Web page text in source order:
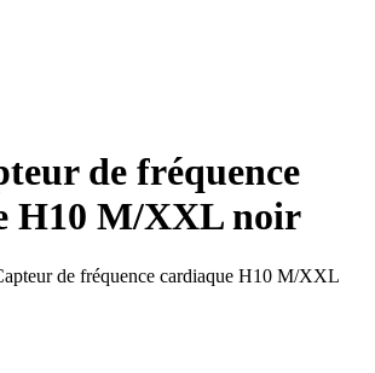
de fréquence
H10 M/XXL noir
de fréquence cardiaque H10 M/XXL